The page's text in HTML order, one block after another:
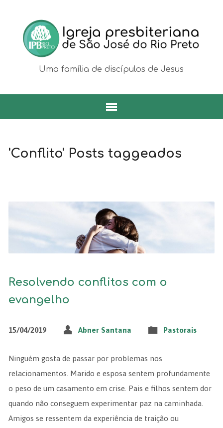
Uma família de discípulos de Jesus
'Conflito' Posts taggeados
Resolvendo conflitos com o
evangelho
15/04/2019 Abner Santana Pastorais
Ninguém gosta de passar por problemas nos
relacionamentos. Marido e esposa sentem profundamente
o peso de um casamento em crise. Pais e filhos sentem dor
quando não conseguem experimentar paz na caminhada.
Amigos se ressentem da experiência de traição ou